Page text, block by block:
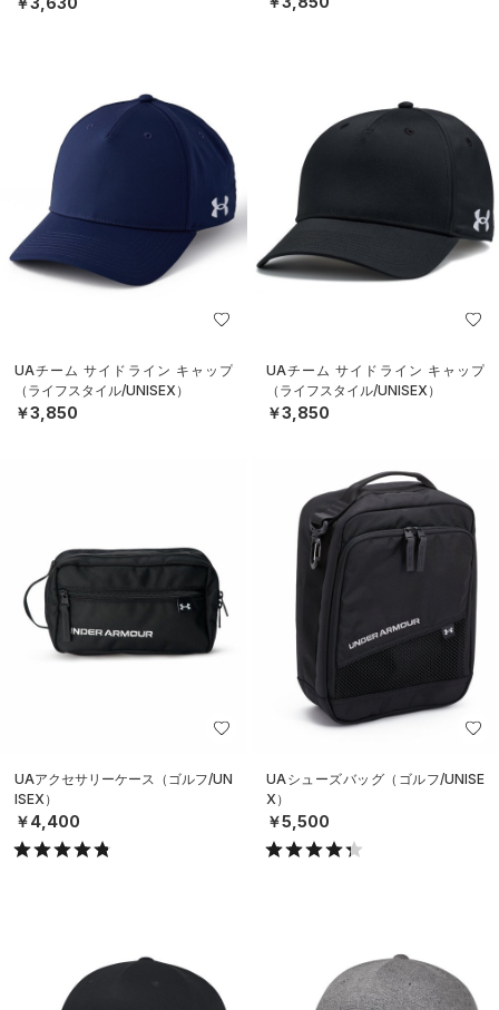
UAチーム サイドライン キャップ
（ライフスタイル/UNISEX）
￥3,850
UAチーム サイドライン キャップ
（ライフスタイル/UNISEX）
￥3,850
UAアクセサリーケース（ゴルフ/UN
ISEX）
￥4,400
UAシューズバッグ（ゴルフ/UNISE
X）
￥5,500